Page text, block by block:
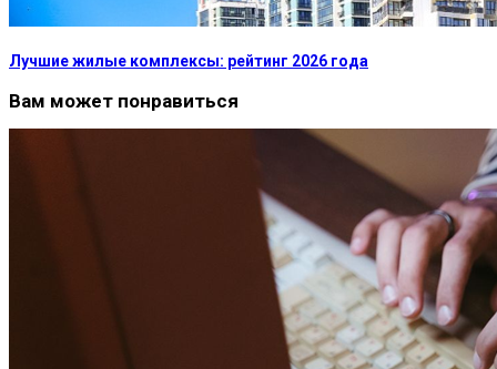
Лучшие жилые комплексы: рейтинг 2026 года
Вам может понравиться